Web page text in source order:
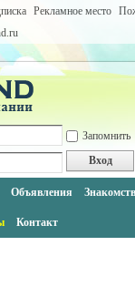
Рекламное место
Запомнить
Вход
Объявления
Контакт